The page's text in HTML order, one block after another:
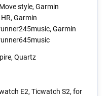
style, Garmin
Garmin
Garmin
Quartz
E2, Ticwatch S2, for